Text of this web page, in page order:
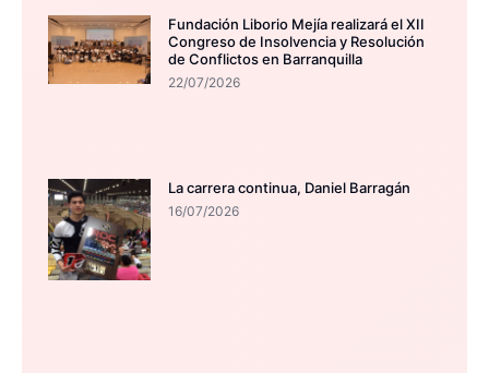
Fundación Liborio Mejía realizará el XII
Congreso de Insolvencia y Resolución
de Conflictos en Barranquilla
22/07/2026
La carrera continua, Daniel Barragán
16/07/2026